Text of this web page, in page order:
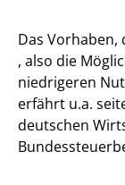
Das Vorhaben,
, also die
niedrigeren
erfährt u.a.
deutschen